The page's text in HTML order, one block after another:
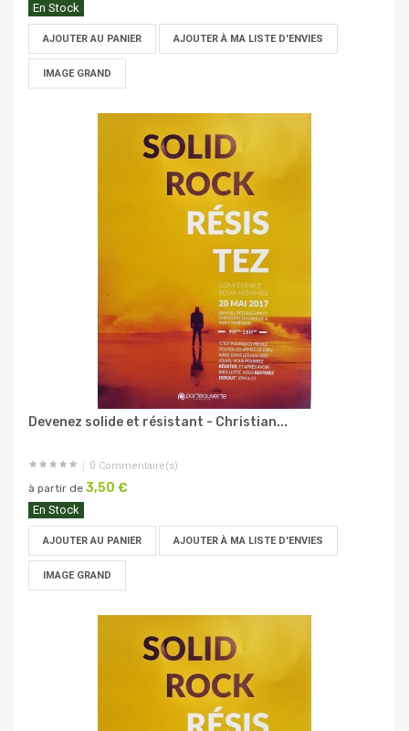
En Stock
AJOUTER AU PANIER AJOUTER À MA LISTE D'ENVIES
IMAGE GRAND
Devenez solide et résistant - Christian...
0 Commentaire(s)
à partir de 3,50 €
En Stock
AJOUTER AU PANIER AJOUTER À MA LISTE D'ENVIES
IMAGE GRAND